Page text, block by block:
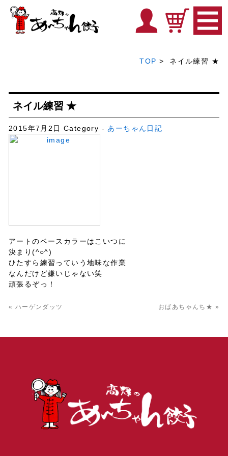
TOP > ネイル練習 ★
ネイル練習 ★
2015年7月2日 Category - あーちゃん日記
アートのベースカラーはこいつに
決まり(^○^)
ひたすら練習っていう地味な作業
なんだけど嫌いじゃない笑
頑張るぞっ！
« ハーゲンダッツ おばあちゃんち★ »